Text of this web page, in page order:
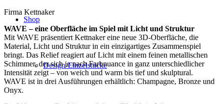
Shop
Design-Einzelstücke
Firma Kettnaker
WAVE – eine Oberfläche im Spiel mit Licht und Struktur
Mit WAVE präsentiert Kettnaker eine neue 3D-Oberfläche, die
Material, Licht und Struktur in ein einzigartiges Zusammenspiel
bringt. Das Relief reagiert auf Licht mit einem feinen metallischen
Schimmer, der sich je nach Farbnuance in ganz unterschiedlicher
Intensität zeigt – von weich und warm bis tief und skulptural.
WAVE ist in drei Ausführungen erhältlich: Champagne, Bronze und
Onyx.